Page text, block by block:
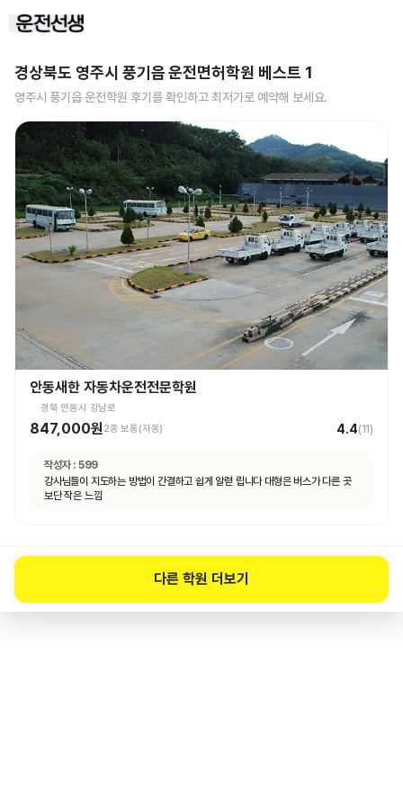
경상북도 영주시 풍기읍운전면허학원 베스트 1
영주시 풍기읍 운전학원 후기를 확인하고 최저가로 예약해 보세요.
안동새한 자동차운전전문학원
경북 안동시 강남로
847,000원2종 보통(자동) 4.4(11)
작성자 : 599
강사님들이 지도하는 방법이 간결하고 쉽게 알렫 립니다 대형은 버스가 다른 곳
보단 작은 느낌
다른 학원 더보기